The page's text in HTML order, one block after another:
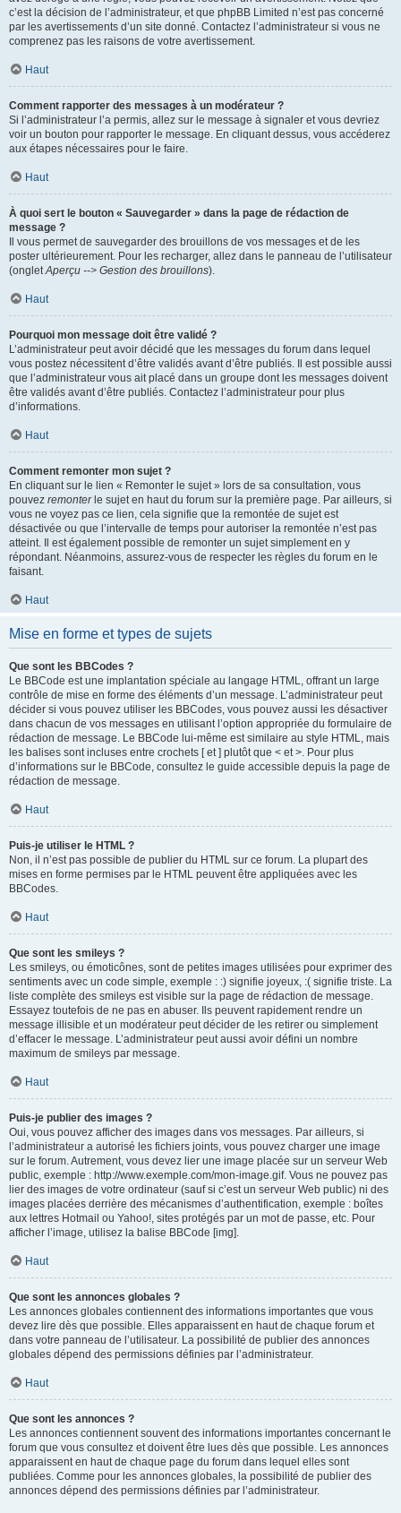
c’est la décision de l’administrateur, et que phpBB Limited n’est pas concerné
par les avertissements d’un site donné. Contactez l’administrateur si vous ne
comprenez pas les raisons de votre avertissement.
Haut
Comment rapporter des messages à un modérateur ?
Si l’administrateur l’a permis, allez sur le message à signaler et vous devriez
voir un bouton pour rapporter le message. En cliquant dessus, vous accéderez
aux étapes nécessaires pour le faire.
Haut
À quoi sert le bouton « Sauvegarder » dans la page de rédaction de
message ?
Il vous permet de sauvegarder des brouillons de vos messages et de les
poster ultérieurement. Pour les recharger, allez dans le panneau de l’utilisateur
(ongletAperçu --> Gestion des brouillons).
Haut
Pourquoi mon message doit être validé ?
L’administrateur peut avoir décidé que les messages du forum dans lequel
vous postez nécessitent d’être validés avant d’être publiés. Il est possible aussi
que l’administrateur vous ait placé dans un groupe dont les messages doivent
être validés avant d’être publiés. Contactez l’administrateur pour plus
d’informations.
Haut
Comment remonter mon sujet ?
En cliquant sur le lien « Remonter le sujet » lors de sa consultation, vous
pouvez remonterle sujet en haut du forum sur la première page. Par ailleurs, si
vous ne voyez pas ce lien, cela signifie que la remontée de sujet est
désactivée ou que l’intervalle de temps pour autoriser la remontée n’est pas
atteint. Il est également possible de remonter un sujet simplement en y
répondant. Néanmoins, assurez-vous de respecter les règles du forum en le
faisant.
Haut
Mise en forme et types de sujets
Que sont les BBCodes ?
Le BBCode est une implantation spéciale au langage HTML, offrant un large
contrôle de mise en forme des éléments d’un message. L’administrateur peut
décider si vous pouvez utiliser les BBCodes, vous pouvez aussi les désactiver
dans chacun de vos messages en utilisant l’option appropriée du formulaire de
rédaction de message. Le BBCode lui-même est similaire au style HTML, mais
les balises sont incluses entre crochets [ et ] plutôt que < et >. Pour plus
d’informations sur le BBCode, consultez le guide accessible depuis la page de
rédaction de message.
Haut
Puis-je utiliser le HTML ?
Non, il n’est pas possible de publier du HTML sur ce forum. La plupart des
mises en forme permises par le HTML peuvent être appliquées avec les
BBCodes.
Haut
Que sont les smileys ?
Les smileys, ou émoticônes, sont de petites images utilisées pour exprimer des
sentiments avec un code simple, exemple : :) signifie joyeux, :( signifie triste. La
liste complète des smileys est visible sur la page de rédaction de message.
Essayez toutefois de ne pas en abuser. Ils peuvent rapidement rendre un
message illisible et un modérateur peut décider de les retirer ou simplement
d’effacer le message. L’administrateur peut aussi avoir défini un nombre
maximum de smileys par message.
Haut
Puis-je publier des images ?
Oui, vous pouvez afficher des images dans vos messages. Par ailleurs, si
l’administrateur a autorisé les fichiers joints, vous pouvez charger une image
sur le forum. Autrement, vous devez lier une image placée sur un serveur Web
public, exemple : http://www.exemple.com/mon-image.gif. Vous ne pouvez pas
lier des images de votre ordinateur (sauf si c’est un serveur Web public) ni des
images placées derrière des mécanismes d’authentification, exemple : boîtes
aux lettres Hotmail ou Yahoo!, sites protégés par un mot de passe, etc. Pour
afficher l’image, utilisez la balise BBCode [img].
Haut
Que sont les annonces globales ?
Les annonces globales contiennent des informations importantes que vous
devez lire dès que possible. Elles apparaissent en haut de chaque forum et
dans votre panneau de l’utilisateur. La possibilité de publier des annonces
globales dépend des permissions définies par l’administrateur.
Haut
Que sont les annonces ?
Les annonces contiennent souvent des informations importantes concernant le
forum que vous consultez et doivent être lues dès que possible. Les annonces
apparaissent en haut de chaque page du forum dans lequel elles sont
publiées. Comme pour les annonces globales, la possibilité de publier des
annonces dépend des permissions définies par l’administrateur.